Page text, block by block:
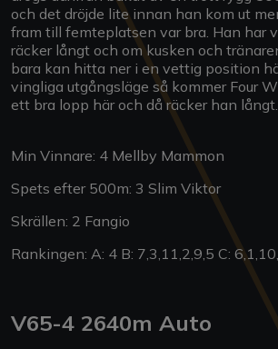
och det dröjde lite innan han kom ut
fram till femteplatsen var bra. Han har
räcker långt och om kusken och
bara kan hitta ner i en vettig position
vingliga utgångsläge så kommer Four
ett bra lopp här och då räcker han långt.
Min Vinnare: 4 Mellby Mammon
Spets efter 500m: 3 Slim Viktor
Skrällen: 2 Fangio
Rankingen: A: 4 B: 7,3,11,2,9,5 C:
V65-4 2640m Auto